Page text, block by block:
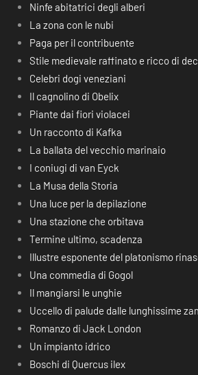
Ninfe abitatrici degli alberi
La zona con le nubi
Paga per il contribuente
Stile medievale raffinato e ricco di
Celebri dogi veneziani
Il cagnolino di Obelix
Piante dai fiori violacei
Un racconto di Kafka
La ballata del vecchio marinaio
I coniugi di van Eyck
La Musa della Storia
Una luce per la depilazione
Una stazione che orbitava
Termine ultimo, scadenza
Illustre esponente del platonismo
Una commedia di Gogol
Il mangiarsi le unghie
Uccello di palude dalle lunghissime
Romanzo di Jack London
Un impianto idrico
Boschi di Quercus ilex